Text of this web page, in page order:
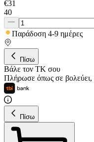
€31
40
Παράδοση 4-9 ημέρες
Πίσω
Βάλε τον ΤΚ σου
Πλήρωσε όπως σε βολεύει,
Πίσω